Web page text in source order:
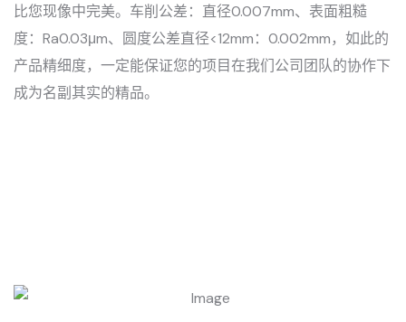
比您现像中完美。车削公差：直径0.007mm、表面粗糙
度：Ra0.03μm、圆度公差直径<12mm：0.002mm，如此的
产品精细度，一定能保证您的项目在我们公司团队的协作下
成为名副其实的精品。